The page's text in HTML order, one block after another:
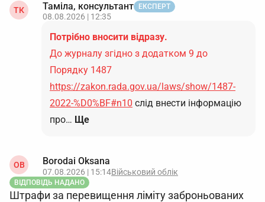
ТК Таміла, консультант ЕКСПЕРТ
08.08.2026 | 12:35
Потрібно вносити відразу.
До журналу згідно з додатком 9 до
Порядку 1487
https://zakon.rada.gov.ua/laws/show/1487-
2022-%D0%BF#n10 слід внести інформацію
про… Ще
OB Borodai Oksana
07.08.2026 | 15:14Військовий облік
ВІДПОВІДЬ НАДАНО
Штрафи за перевищення ліміту заброньованих